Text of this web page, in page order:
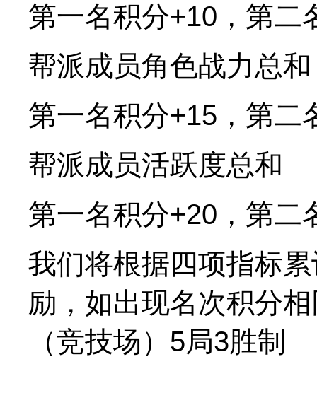
第一名积分+10，第二
帮派成员角色战力总和
第一名积分+15，第二
帮派成员活跃度总和
第一名积分+20，第二
我们将根据四项指标
励，如出现名次积分
（竞技场）5局3胜制